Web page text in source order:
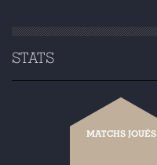
STATS
MATCHS JOUÉS